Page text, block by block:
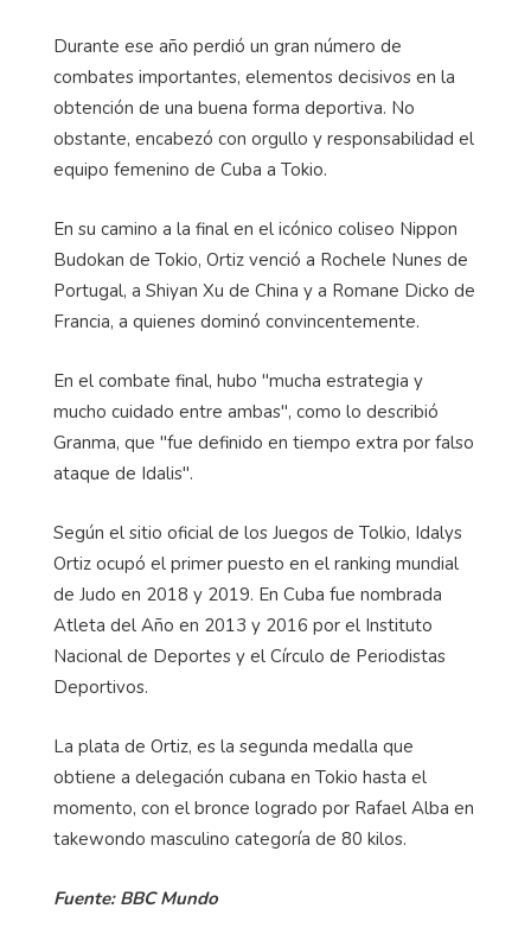
Durante ese año perdió un gran número de
combates importantes, elementos decisivos en la
obtención de una buena forma deportiva. No
obstante, encabezó con orgullo y responsabilidad el
equipo femenino de Cuba a Tokio.
En su camino a la final en el icónico coliseo Nippon
Budokan de Tokio, Ortiz venció a Rochele Nunes de
Portugal, a Shiyan Xu de China y a Romane Dicko de
Francia, a quienes dominó convincentemente.
En el combate final, hubo "mucha estrategia y
mucho cuidado entre ambas", como lo describió
Granma, que "fue definido en tiempo extra por falso
ataque de Idalis".
Según el sitio oficial de los Juegos de Tolkio, Idalys
Ortiz ocupó el primer puesto en el ranking mundial
de Judo en 2018 y 2019. En Cuba fue nombrada
Atleta del Año en 2013 y 2016 por el Instituto
Nacional de Deportes y el Círculo de Periodistas
Deportivos.
La plata de Ortiz, es la segunda medalla que
obtiene a delegación cubana en Tokio hasta el
momento, con el bronce logrado por Rafael Alba en
takewondo masculino categoría de 80 kilos.
Fuente: BBC Mundo